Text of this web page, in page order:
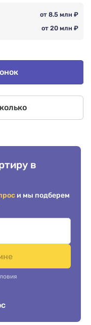
от 8.5 млн ₽
от 20 млн ₽
в
и мы подберем